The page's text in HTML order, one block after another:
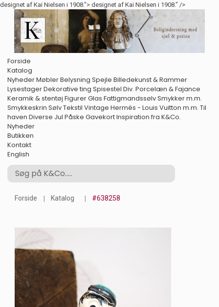
designet af Kai Nielsen i 1908."> designet af Kai Nielsen i 1908." />
Forside
Katalog
NyhederMøblerBelysning Spejle Billedekunst & Rammer
LysestagerDekorative ting Spisestel Div. Porcelæn & Fajance
Keramik & stentøj FigurerGlas FattigmandssølvSmykker m.m.
Smykkeskrin SølvTekstil Vintage Hermés - Louis Vuitton m.m. Til
haven Diverse Jul Påske GavekortInspiration fra K&Co.
Nyheder
Butikken
Kontakt
English
Forside Katalog #638258